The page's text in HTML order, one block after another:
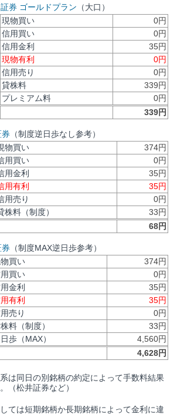
券 ゴールドプラン （大口）
現物買い
0円
信用買い
0円
信用金利
35円
現物有利
0円
信用売り
0円
貸株料
339円
プレミアム料
0円
339円
（制度逆日歩なし参考）
物買い
374円
用買い
0円
用金利
35円
用有利
35円
用売り
0円
株料（制度）
33円
68円
（制度MAX逆日歩参考）
買い
374円
買い
0円
金利
35円
有利
35円
売り
0円
料（制度）
33円
歩（MAX）
4,560円
4,628円
は同日の別銘柄の約定によって手数料結果
（松井証券など）
ては短期銘柄か長期銘柄によって金利に違